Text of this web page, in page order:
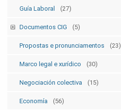
Guía Laboral (27)
Documentos CIG (5)
Estatutos (5)
Propostas e pronunciamentos (23)
Marco legal e xurídico (30)
Negociación colectiva (15)
Economía (56)